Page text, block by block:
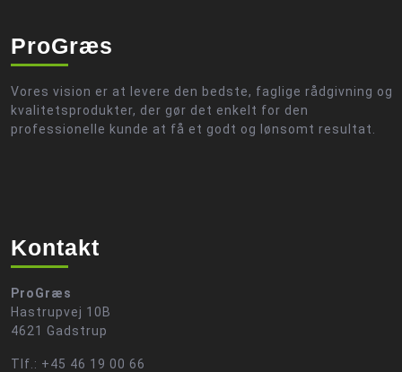
ProGræs
Vores vision er at levere den bedste, faglige rådgivning og
kvalitetsprodukter, der gør det enkelt for den
professionelle kunde at få et godt og lønsomt resultat.
Kontakt
ProGræs
Hastrupvej 10B
4621 Gadstrup
Tlf.: +45 46 19 00 66